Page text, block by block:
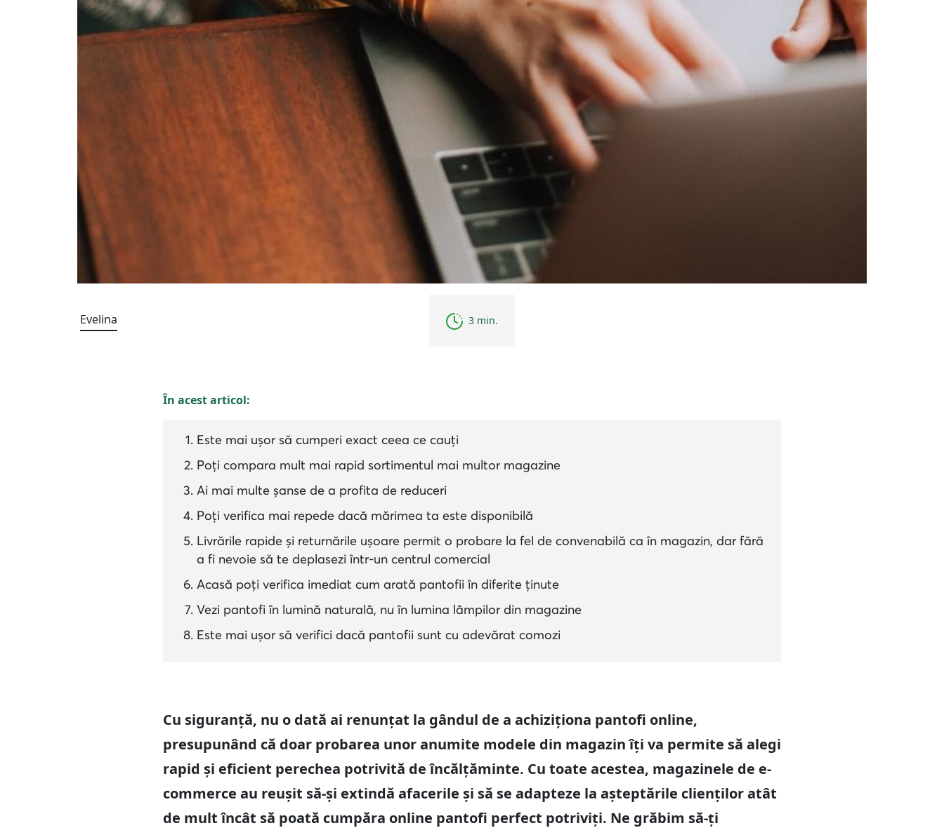
Evelina 3 min.
În acest articol:
Este mai ușor să cumperi exact ceea ce cauți
Poți compara mult mai rapid sortimentul mai multor magazine
Ai mai multe șanse de a profita de reduceri
Poți verifica mai repede dacă mărimea ta este disponibilă
Livrările rapide și returnările ușoare permit o probare la fel de convenabilă ca în magazin, dar fără
a fi nevoie să te deplasezi într-un centrul comercial
Acasă poți verifica imediat cum arată pantofii în diferite ținute
Vezi pantofi în lumină naturală, nu în lumina lămpilor din magazine
Este mai ușor să verifici dacă pantofii sunt cu adevărat comozi
Cu siguranță, nu o dată ai renunțat la gândul de a achiziționa pantofi online,
presupunând că doar probarea unor anumite modele din magazin îți va permite să alegi
rapid și eficient perechea potrivită de încălțăminte. Cu toate acestea, magazinele de e-
commerce au reușit să-și extindă afacerile și să se adapteze la așteptările clienților atât
de mult încât să poată cumpăra online pantofi perfect potriviți. Ne grăbim să-ți